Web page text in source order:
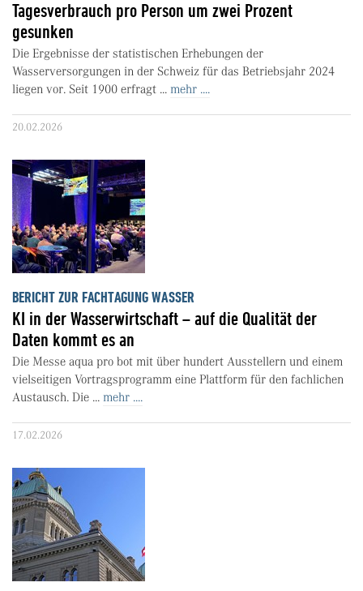
Tagesverbrauch pro Person um zwei Prozent
gesunken
Die Ergebnisse der statistischen Erhebungen der
Wasserversorgungen in der Schweiz für das Betriebsjahr 2024
liegen vor. Seit 1900 erfragt ... mehr ....
20.02.2026
BERICHT ZUR FACHTAGUNG WASSER
KI in der Wasserwirtschaft – auf die Qualität der
Daten kommt es an
Die Messe aqua pro bot mit über hundert Ausstellern und einem
vielseitigen Vortragsprogramm eine Plattform für den fachlichen
Austausch. Die ... mehr ....
17.02.2026